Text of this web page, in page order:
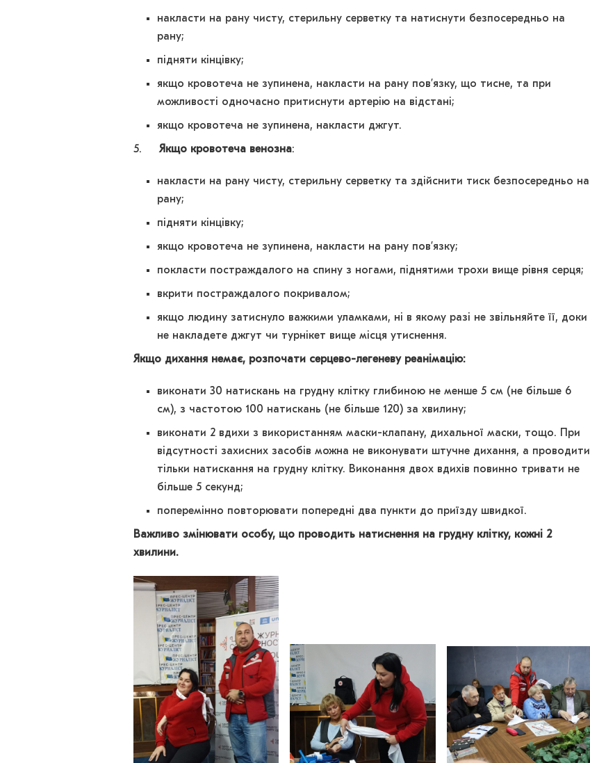
накласти на рану чисту, стерильну серветку та натиснути безпосередньо на
рану;
підняти кінцівку;
якщо кровотеча не зупинена, накласти на рану пов’язку, що тисне, та при
можливості одночасно притиснути артерію на відстані;
якщо кровотеча не зупинена, накласти джгут.
5.Якщо кровотеча венозна:
накласти на рану чисту, стерильну серветку та здійснити тиск безпосередньо на
рану;
підняти кінцівку;
якщо кровотеча не зупинена, накласти на рану пов’язку;
покласти постраждалого на спину з ногами, піднятими трохи вище рівня серця;
вкрити постраждалого покривалом;
якщо людину затиснуло важкими уламками, ні в якому разі не звільняйте її, доки
не накладете джгут чи турнікет вище місця утиснення.
Якщо дихання немає, розпочати серцево-легеневу реанімацію:
виконати 30 натискань на грудну клітку глибиною не менше 5 см (не більше 6
см), з частотою 100 натискань (не більше 120) за хвилину;
виконати 2 вдихи з використанням маски-клапану, дихальної маски, тощо. При
відсутності захисних засобів можна не виконувати штучне дихання, а проводити
тільки натискання на грудну клітку. Виконання двох вдихів повинно тривати не
більше 5 секунд;
поперемінно повторювати попередні два пункти до приїзду швидкої.
Важливо змінювати особу, що проводить натиснення на грудну клітку, кожні 2
хвилини.